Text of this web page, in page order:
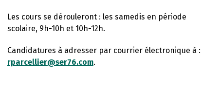
Les cours se dérouleront : les samedis en période
scolaire, 9h-10h et 10h-12h.
Candidatures à adresser par courrier électronique à :
rparcellier@ser76.com.